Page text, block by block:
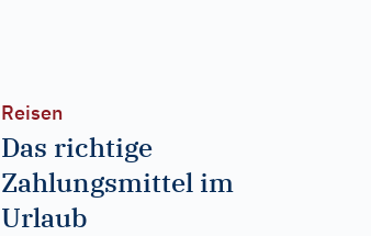
Reisen
Das richtige
Zahlungsmittel im
Urlaub